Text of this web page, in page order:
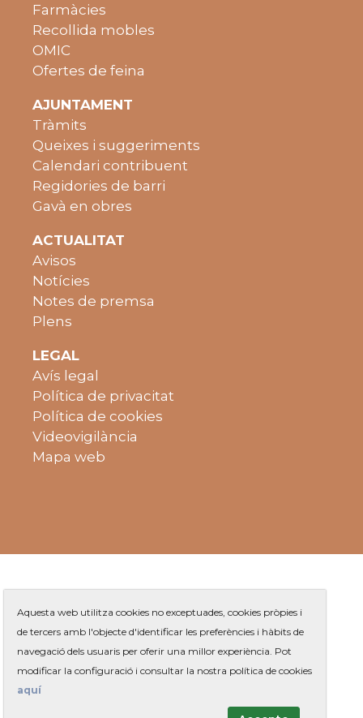
Farmàcies
Recollida mobles
OMIC
Ofertes de feina
AJUNTAMENT
Tràmits
Queixes i suggeriments
Calendari contribuent
Regidories de barri
Gavà en obres
ACTUALITAT
Avisos
Notícies
Notes de premsa
Plens
LEGAL
Avís legal
Política de privacitat
Política de cookies
Videovigilància
Mapa web
Plaça de Jaume Balmes s/n
Aquesta web utilitza cookies no exceptuades, cookies pròpies i
de tercers amb l'objecte d'identificar les preferències i hàbits de
navegació dels usuaris per oferir una millor experiència. Pot
modificar la configuració i consultar la nostra política de cookies
aquí